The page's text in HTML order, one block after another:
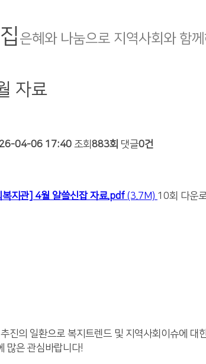
은혜와 나눔으로 지역사회와 함
자료
04-06 17:40 조회 883회 댓글0건
복지관] 4월 알쓸신잡 자료.pdf (3.7M) 10회 다운
진의 일환으로 복지트렌드 및 지역사회이슈에 대
많은 관심바랍니다!